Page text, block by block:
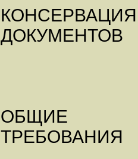
КОНСЕРВАЦИЯ
ДОКУМЕНТОВ
ОБЩИЕ
ТРЕБОВАНИЯ